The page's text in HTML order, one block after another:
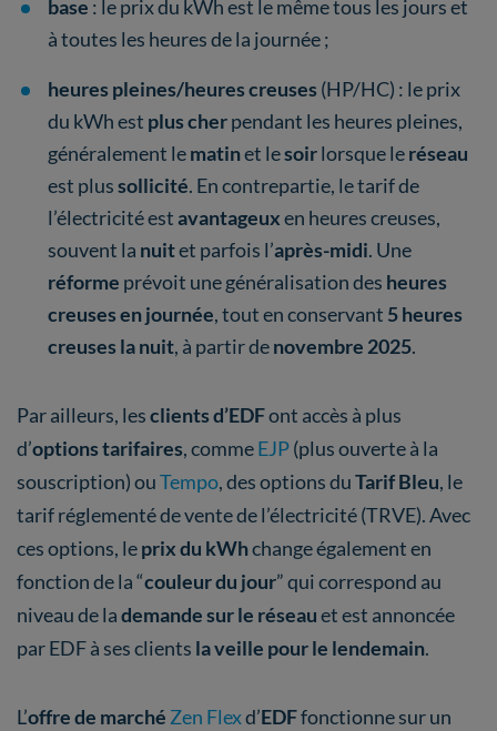
base : le prix du kWh est le même tous les jours et
à toutes les heures de la journée ;
heures pleines/heures creuses (HP/HC) : le prix
du kWh est plus cherpendant les heures pleines,
généralement lematinet lesoirlorsque leréseau
est plussollicité. En contrepartie, le tarif de
l’électricité estavantageuxen heures creuses,
souvent la nuitet parfois l’après-midi. Une
réforme prévoit une généralisation des heures
creuses en journée, tout en conservant 5 heures
creuses la nuit, à partir denovembre 2025.
Par ailleurs, lesclients d’EDFont accès à plus
d’options tarifaires, commeEJP(plus ouverte à la
souscription) ouTempo, des options duTarif Bleu, le
tarif réglementé de vente de l’électricité (TRVE). Avec
ces options, leprix du kWhchange également en
fonction de la “couleur du jour” qui correspond au
niveau de lademande sur le réseauet est annoncée
par EDF à ses clients la veille pour le lendemain.
L’offre de marchéZen Flexd’EDFfonctionne sur un